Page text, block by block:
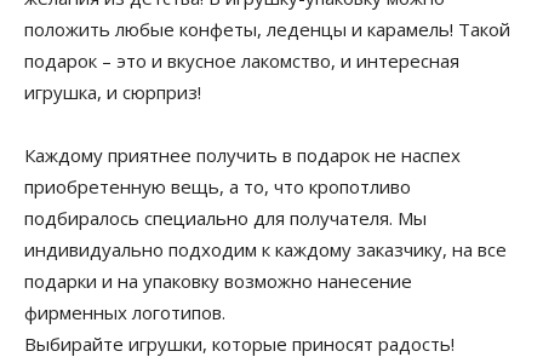
положить любые конфеты, леденцы и карамель! Такой
подарок – это и вкусное лакомство, и интересная
игрушка, и сюрприз!
Каждому приятнее получить в подарок не наспех
приобретенную вещь, а то, что кропотливо
подбиралось специально для получателя. Мы
индивидуально подходим к каждому заказчику, на все
подарки и на упаковку возможно нанесение
фирменных логотипов.
Выбирайте игрушки, которые приносят радость!